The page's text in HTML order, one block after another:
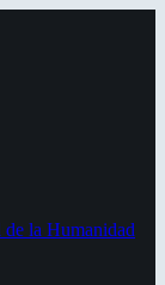
la Humanidad